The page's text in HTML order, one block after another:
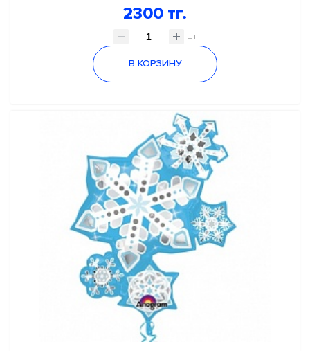
2300 тг.
шт
В КОРЗИНУ